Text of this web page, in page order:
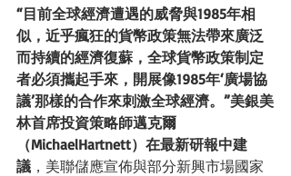
“目前全球經濟遭遇的威脅與1985年相
似，近乎瘋狂的貨幣政策無法帶來廣泛
而持續的經濟復蘇，全球貨幣政策制定
者必須攜起手來，開展像1985年‘廣場協
議’那樣的合作來刺激全球經濟。”美銀美
林首席投資策略師邁克爾
（MichaelHartnett）在最新研報中建
議 ，美聯儲應宣佈與部分新興市場國家